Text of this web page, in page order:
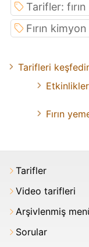
Tarifler:
Fırın
Tarifleri
Fırın
Tarifler
Video tarifleri
Arşivlenmiş
Sorular